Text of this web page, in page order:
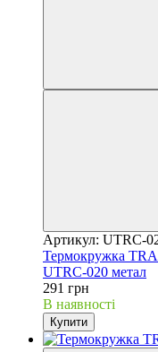
Артикул: UTRC-
Термокружка
UTRC-020 метал
291 грн
В наявності
Купити